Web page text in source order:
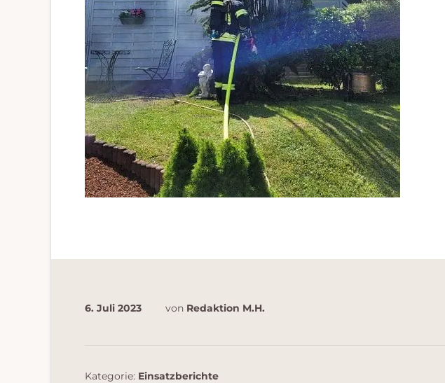
6. Juli 2023 von Redaktion M.H.
Kategorie: Einsatzberichte